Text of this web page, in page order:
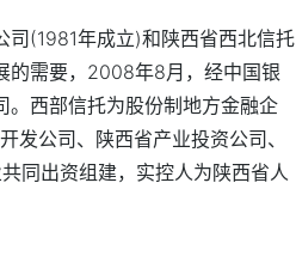
司(1981年成立)和陕西省西北信托
的需要，2008年8月，经中国银
。西部信托为股份制地方金融企
发公司、陕西省产业投资公司、
同出资组建，实控人为陕西省人